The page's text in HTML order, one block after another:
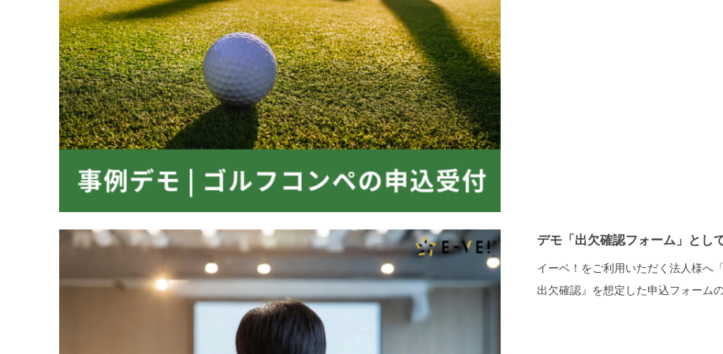
デモ「出欠確認フォーム」とし
イーベ！をご利用いただく法人様へ
出欠確認』を想定した申込フォーム